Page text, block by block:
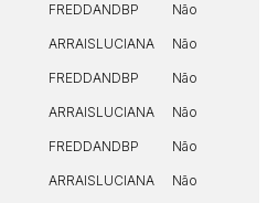
FREDDANDBP Não
ARRAISLUCIANA Não
FREDDANDBP Não
ARRAISLUCIANA Não
FREDDANDBP Não
ARRAISLUCIANA Não